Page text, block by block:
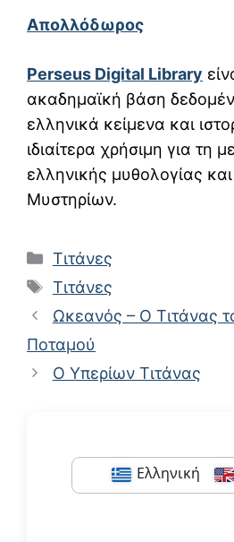
Απολλόδωρος
Perseus Digital Library
ακαδημαϊκή βάση
ελληνικά κείμενα και
ιδιαίτερα χρήσιμη για τη
ελληνικής μυθολογίας
Μυστηρίων.
Κατηγορίες
Τιτάνες
Ετικέτες
Τιτάνες
Ωκεανός – Ο Τιτάνας
Ποταμού
Ο Υπερίων Τιτάνας
Ελληνική